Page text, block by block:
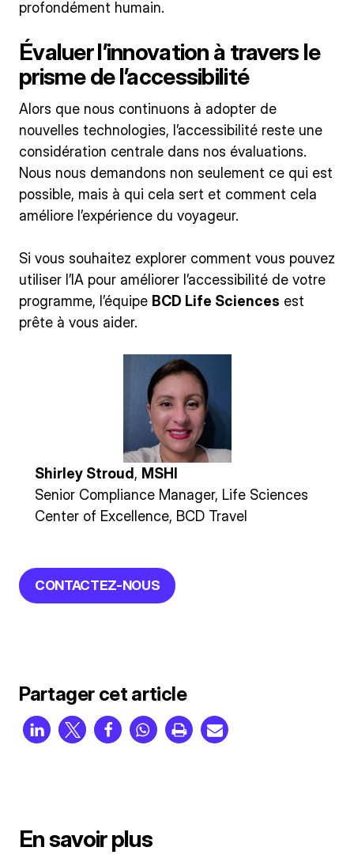
profondément humain.
Évaluer l’innovation à travers le
prisme de l’accessibilité
Alors que nous continuons à adopter de
nouvelles technologies, l’accessibilité reste une
considération centrale dans nos évaluations.
Nous nous demandons non seulement ce qui est
possible, mais à qui cela sert et comment cela
améliore l’expérience du voyageur.
Si vous souhaitez explorer comment vous pouvez
utiliser l’IA pour améliorer l’accessibilité de votre
programme, l’équipe BCD Life Sciences est
prête à vous aider.
Shirley Stroud, MSHI
Senior Compliance Manager, Life Sciences
Center of Excellence, BCD Travel
CONTACTEZ-NOUS
Partager cet article
En savoir plus